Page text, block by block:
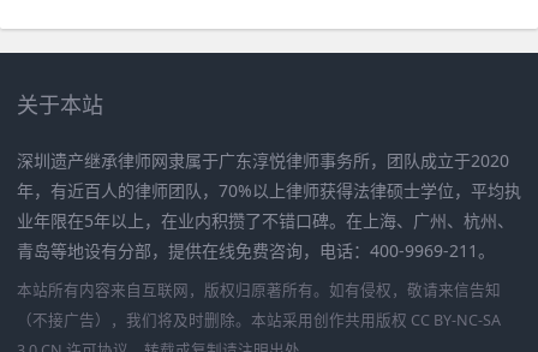
关于本站
深圳遗产继承律师网隶属于广东淳悦律师事务所，团队成立于2020
年，有近百人的律师团队，70%以上律师获得法律硕士学位，平均执
业年限在5年以上，在业内积攒了不错口碑。在上海、广州、杭州、
青岛等地设有分部，提供在线免费咨询，电话：400-9969-211。
本站所有内容来自互联网，版权归原著所有。如有侵权，敬请来信告知
（不接广告），我们将及时删除。本站采用创作共用版权 CC BY-NC-SA